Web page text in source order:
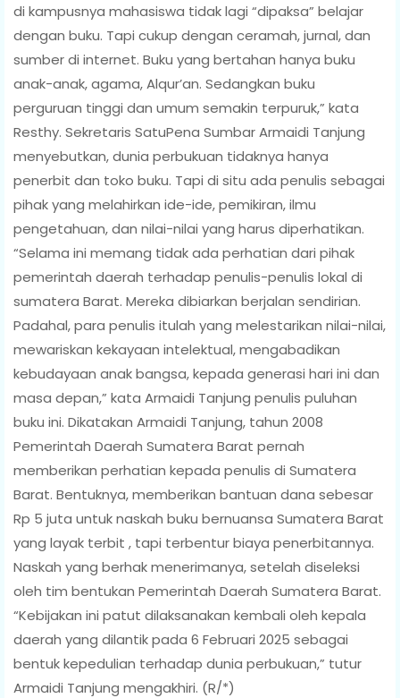
di kampusnya mahasiswa tidak lagi “dipaksa” belajar
dengan buku. Tapi cukup dengan ceramah, jurnal, dan
sumber di internet. Buku yang bertahan hanya buku
anak-anak, agama, Alqur’an. Sedangkan buku
perguruan tinggi dan umum semakin terpuruk,” kata
Resthy. Sekretaris SatuPena Sumbar Armaidi Tanjung
menyebutkan, dunia perbukuan tidaknya hanya
penerbit dan toko buku. Tapi di situ ada penulis sebagai
pihak yang melahirkan ide-ide, pemikiran, ilmu
pengetahuan, dan nilai-nilai yang harus diperhatikan.
“Selama ini memang tidak ada perhatian dari pihak
pemerintah daerah terhadap penulis-penulis lokal di
sumatera Barat. Mereka dibiarkan berjalan sendirian.
Padahal, para penulis itulah yang melestarikan nilai-nilai,
mewariskan kekayaan intelektual, mengabadikan
kebudayaan anak bangsa, kepada generasi hari ini dan
masa depan,” kata Armaidi Tanjung penulis puluhan
buku ini. Dikatakan Armaidi Tanjung, tahun 2008
Pemerintah Daerah Sumatera Barat pernah
memberikan perhatian kepada penulis di Sumatera
Barat. Bentuknya, memberikan bantuan dana sebesar
Rp 5 juta untuk naskah buku bernuansa Sumatera Barat
yang layak terbit , tapi terbentur biaya penerbitannya.
Naskah yang berhak menerimanya, setelah diseleksi
oleh tim bentukan Pemerintah Daerah Sumatera Barat.
“Kebijakan ini patut dilaksanakan kembali oleh kepala
daerah yang dilantik pada 6 Februari 2025 sebagai
bentuk kepedulian terhadap dunia perbukuan,” tutur
Armaidi Tanjung mengakhiri. (R/*)